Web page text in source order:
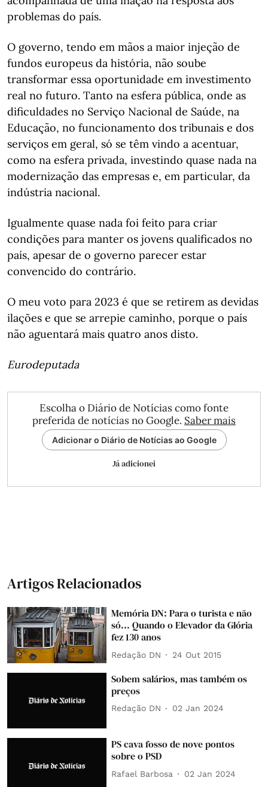
problemas do país.
O governo, tendo em mãos a maior injeção de
fundos europeus da história, não soube
transformar essa oportunidade em investimento
real no futuro. Tanto na esfera pública, onde as
dificuldades no Serviço Nacional de Saúde, na
Educação, no funcionamento dos tribunais e dos
serviços em geral, só se têm vindo a acentuar,
como na esfera privada, investindo quase nada na
modernização das empresas e, em particular, da
indústria nacional.
Igualmente quase nada foi feito para criar
condições para manter os jovens qualificados no
país, apesar de o governo parecer estar
convencido do contrário.
O meu voto para 2023 é que se retirem as devidas
ilações e que se arrepie caminho, porque o país
não aguentará mais quatro anos disto.
Eurodeputada
Escolha o Diário de Notícias como fonte
preferida de notícias no Google. Saber mais
Adicionar o Diário de Notícias ao Google
Já adicionei
Artigos Relacionados
Memória DN: Para o turista e não
só... Quando o Elevador da Glória
fez 130 anos
Redação DN 24 Out 2015
Sobem salários, mas também os
preços
Redação DN 02 Jan 2024
PS cava fosso de nove pontos
sobre o PSD
Rafael Barbosa 02 Jan 2024